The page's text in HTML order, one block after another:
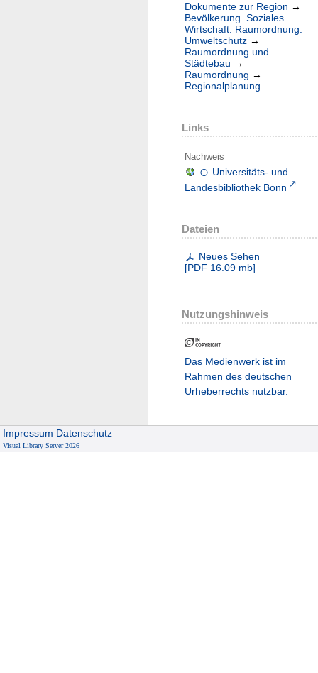
Dokumente zur Region →
Bevölkerung. Soziales.
Wirtschaft. Raumordnung.
Umweltschutz →
Raumordnung und
Städtebau →
Raumordnung →
Regionalplanung
Links
Nachweis
Universitäts- und
Landesbibliothek Bonn
Dateien
Neues Sehen
[PDF 16.09 mb]
Nutzungshinweis
Das Medienwerk ist im
Rahmen des deutschen
Urheberrechts nutzbar.
Impressum Datenschutz
Visual Library Server 2026